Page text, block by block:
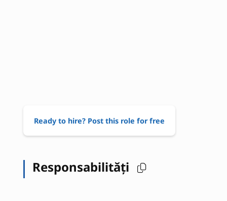
Ready to hire? Post this role for free
Responsabilități